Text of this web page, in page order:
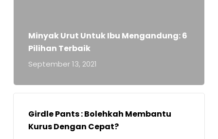
Minyak Urut Untuk Ibu Mengandung: 6
Pilihan Terbaik
September 13, 2021
Girdle Pants : Bolehkah Membantu
Kurus Dengan Cepat?